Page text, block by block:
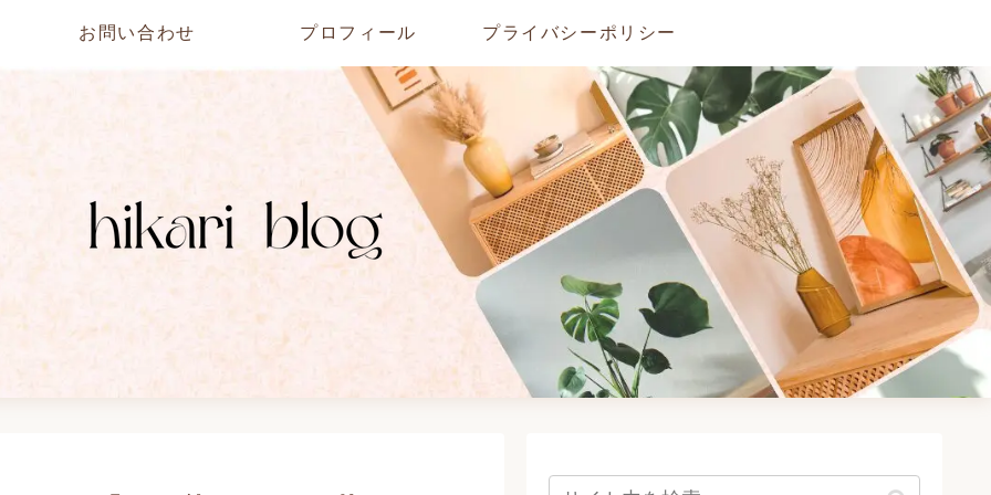
お問い合わせ プロフィール プライバシーポリシー